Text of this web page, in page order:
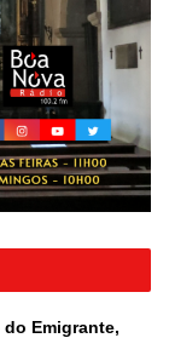
Emigrante,